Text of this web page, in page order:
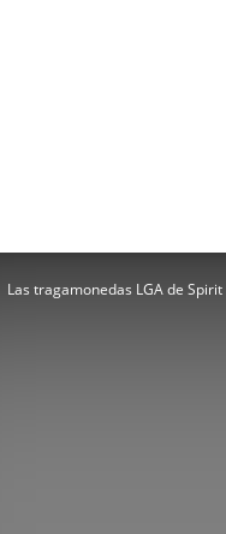
Las tragamonedas LGA de